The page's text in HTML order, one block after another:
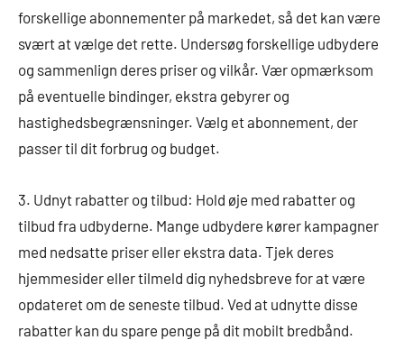
forskellige abonnementer på markedet, så det kan være
svært at vælge det rette. Undersøg forskellige udbydere
og sammenlign deres priser og vilkår. Vær opmærksom
på eventuelle bindinger, ekstra gebyrer og
hastighedsbegrænsninger. Vælg et abonnement, der
passer til dit forbrug og budget.
3. Udnyt rabatter og tilbud: Hold øje med rabatter og
tilbud fra udbyderne. Mange udbydere kører kampagner
med nedsatte priser eller ekstra data. Tjek deres
hjemmesider eller tilmeld dig nyhedsbreve for at være
opdateret om de seneste tilbud. Ved at udnytte disse
rabatter kan du spare penge på dit mobilt bredbånd.